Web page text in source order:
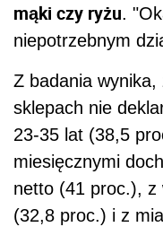
mąki czy ryżu.
niepotrzebnym
Z badania
sklepach nie
23-35 lat (38,5
miesięcznymi
netto (41 proc.), z
(32,8 proc.) i z